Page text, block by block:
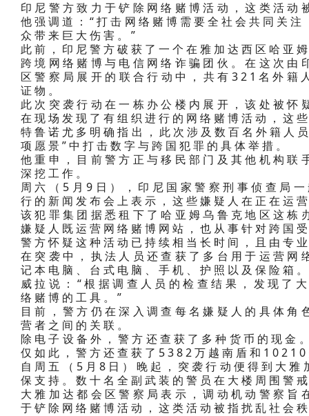
印尼警方致力于铲除网络赌博活动，这类活
他强调道：“打击网络赌博需要全社会共同关
众带来巨大伤害。”
此前，印尼警方破获了一个在雅加达西区哈
跨境网络赌博与电信网络诈骗团伙。在这次
区警察局展开的联合行动中，共有321名外籍
证物。
此次突袭行动在一栋办公楼内展开，该处被
在现场发现了有组织进行的网络赌博活动，这
特鲁诺尤多明确指出，此次涉及数百名外籍人
项愿景”中打击数字与跨国犯罪的具体举措。
他重申，目前警方正与移民部门及其他机构
深挖工作。
周六（5月9日），印尼国家警察刑事侦查局
行的新闻发布会上表示，这些嫌疑人在正在运
该犯罪集团据悉租下了哈亚姆乌鲁克地区这
嫌疑人既运营网络赌博网站，也从事针对跨国
警方怀疑这种活动已持续相当长时间，且由专
在突袭中，执法人员还查获了多台用于运营
记本电脑、台式电脑、手机、护照以及保险箱
威拉说：“根据调查人员的检查结果，发现了
络赌博的工具。”
目前，警方仍在深入调查每名嫌疑人的具体
营者之间的关联。
除电子设备外，警方还查获了多种货币的现金
仅如此，警方还查获了5382万越南盾和
自周五（5月8日）晚起，突袭行动便得到大
保支持。数十名全副武装的警员在大楼周围警
大雅加达都会区警察局表示，调动机动警察
于铲除网络赌博活动，这类活动被指扰乱社会